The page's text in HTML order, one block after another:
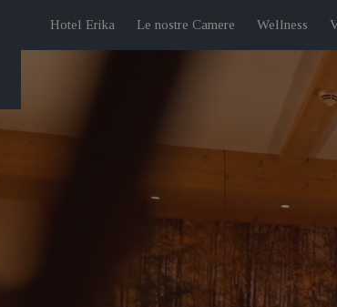
Hotel Erika Le nostre Camere Wellness